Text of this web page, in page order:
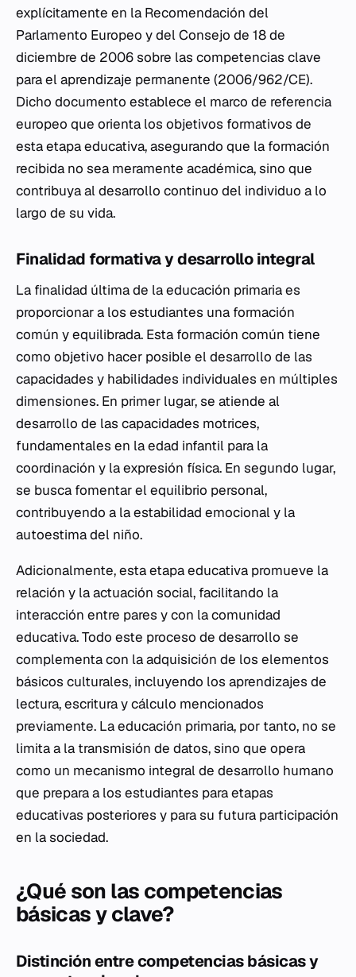
explícitamente en la Recomendación del
Parlamento Europeo y del Consejo de 18 de
diciembre de 2006 sobre las competencias clave
para el aprendizaje permanente (2006/962/CE).
Dicho documento establece el marco de referencia
europeo que orienta los objetivos formativos de
esta etapa educativa, asegurando que la formación
recibida no sea meramente académica, sino que
contribuya al desarrollo continuo del individuo a lo
largo de su vida.
Finalidad formativa y desarrollo integral
La finalidad última de la educación primaria es
proporcionar a los estudiantes una formación
común y equilibrada. Esta formación común tiene
como objetivo hacer posible el desarrollo de las
capacidades y habilidades individuales en múltiples
dimensiones. En primer lugar, se atiende al
desarrollo de las capacidades motrices,
fundamentales en la edad infantil para la
coordinación y la expresión física. En segundo lugar,
se busca fomentar el equilibrio personal,
contribuyendo a la estabilidad emocional y la
autoestima del niño.
Adicionalmente, esta etapa educativa promueve la
relación y la actuación social, facilitando la
interacción entre pares y con la comunidad
educativa. Todo este proceso de desarrollo se
complementa con la adquisición de los elementos
básicos culturales, incluyendo los aprendizajes de
lectura, escritura y cálculo mencionados
previamente. La educación primaria, por tanto, no se
limita a la transmisión de datos, sino que opera
como un mecanismo integral de desarrollo humano
que prepara a los estudiantes para etapas
educativas posteriores y para su futura participación
en la sociedad.
¿Qué son las competencias
básicas y clave?
Distinción entre competencias básicas y